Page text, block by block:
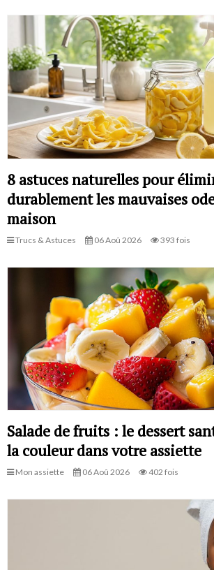
8 astuces naturelles pour
durablement les mauvaises
maison
Trucs & Astuces 06 Aoû 2026 393 fois
Salade de fruits : le dessert
la couleur dans votre assiette
Mon assiette 06 Aoû 2026 402 fois